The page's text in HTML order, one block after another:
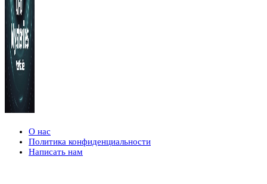
О нас
Политика конфиденциальности
Написать нам